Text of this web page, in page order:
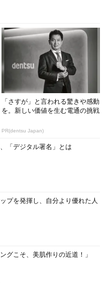
「さすが」と言われる驚きや感動
を。新しい価値を生む電通の挑戦
PR(dentsu Japan)
「デジタル署名」とは
プを発揮し、自分より優れた人
グこそ、美肌作りの近道！」